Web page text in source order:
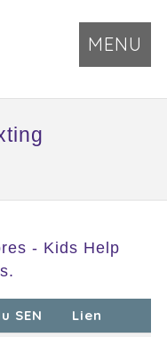
MENU
- Kids Help
SEN Lien